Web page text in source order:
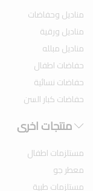
مناديل وحفاضات
مناديل ورقية
مناديل مبلله
حفاضات اطفال
حفاضات نسائية
حفاضات كبار السن
منتجات اخرى
مستلزمات اطفال
معطر جو
مستلزمات طبية